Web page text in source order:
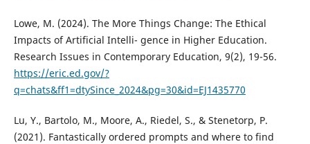
Lowe, M. (2024). The More Things Change: The Ethical
Impacts of Artificial Intelli- gence in Higher Education.
Research Issues in Contemporary Education, 9(2), 19-56.
https://eric.ed.gov/?
q=chats&ff1=dtySince_2024&pg=30&id=EJ1435770
Lu, Y., Bartolo, M., Moore, A., Riedel, S., & Stenetorp, P.
(2021). Fantastically ordered prompts and where to find